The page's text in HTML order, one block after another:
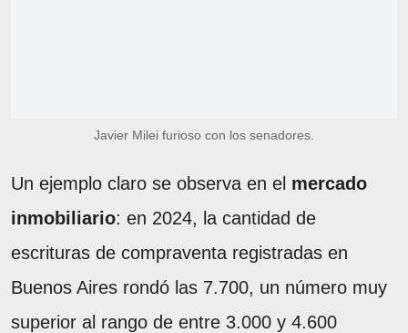
Javier Milei furioso con los senadores.
Un ejemplo claro se observa en el mercado
inmobiliario: en 2024, la cantidad de
escrituras de compraventa registradas en
Buenos Aires rondó las 7.700, un número muy
superior al rango de entre 3.000 y 4.600